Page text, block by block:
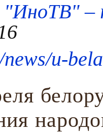
"ИноТВ" –
news/u-